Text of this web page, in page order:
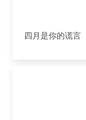
四月是你的谎言